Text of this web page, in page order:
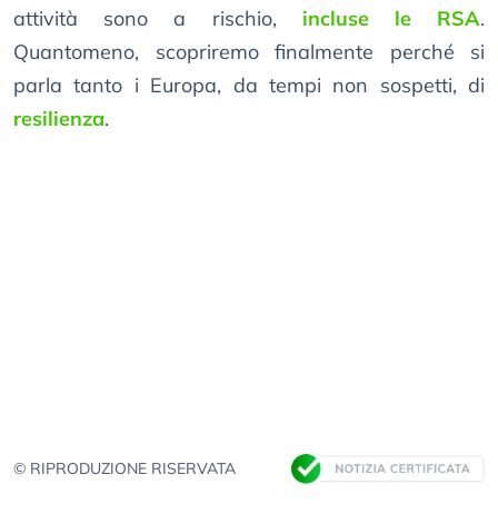
attività sono a rischio, incluse le RSA.
Quantomeno, scopriremo finalmente perché si
parla tanto i Europa, da tempi non sospetti, di
resilienza.
© RIPRODUZIONE RISERVATA